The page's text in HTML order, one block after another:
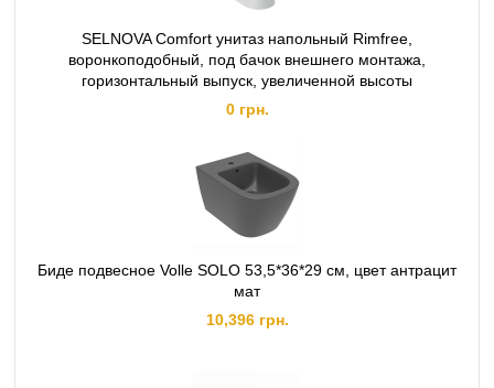
SELNOVA Comfort унитаз напольный Rimfree,
воронкоподобный, под бачок внешнего монтажа,
горизонтальный выпуск, увеличенной высоты
0 грн.
Биде подвесное Volle SOLO 53,5*36*29 см, цвет антрацит
мат
10,396 грн.